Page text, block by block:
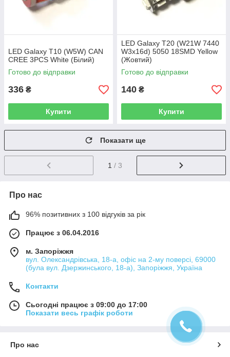
LED Galaxy T10 (W5W) CAN
CREE 3PCS White (Білий)
Готово до відправки
336 ₴
Купити
LED Galaxy T20 (W21W 7440
W3х16d) 5050 18SMD Yellow
(Жовтий)
Готово до відправки
140 ₴
Купити
Показати ще
1 / 3
Про нас
96% позитивних з 100 відгуків за рік
Працює з 06.04.2016
м. Запоріжжя
вул. Олександрівська, 18-а, офіс на 2-му поверсі, 69000
(була вул. Дзержинського, 18-а), Запоріжжя, Україна
Контакти
Сьогодні працює з 09:00 до 17:00
Показати весь графік роботи
Про нас